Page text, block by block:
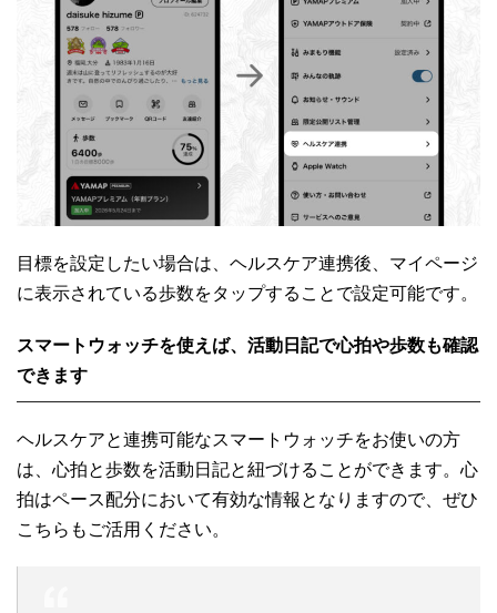
目標を設定したい場合は、ヘルスケア連携後、マイページ
に表示されている歩数をタップすることで設定可能です。
スマートウォッチを使えば、活動日記で心拍や歩数も確認
できます
ヘルスケアと連携可能なスマートウォッチをお使いの方
は、心拍と歩数を活動日記と紐づけることができます。心
拍はペース配分において有効な情報となりますので、ぜひ
こちらもご活用ください。